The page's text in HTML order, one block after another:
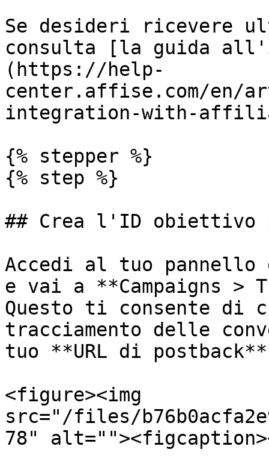
Se desideri ricevere
consulta [la guida
(https://help-
center.affise.com/en/
integration-with-
{% stepper %}
{% step %}
## Crea l'ID obiettivo
Accedi al tuo pannello
e vai a **Campaigns >
Questo ti consente di
tracciamento delle
tuo **URL di
<figure><img
src="/files/
78"